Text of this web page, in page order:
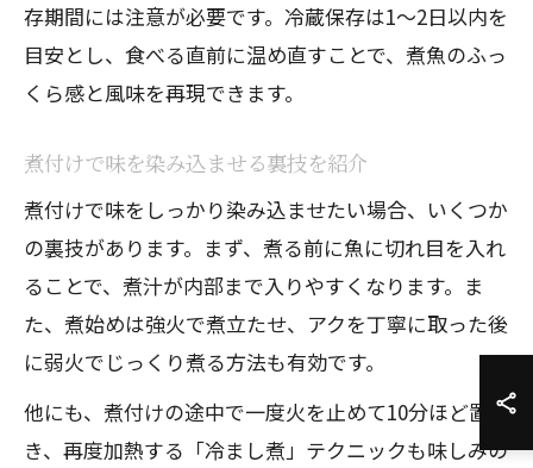
存期間には注意が必要です。冷蔵保存は1〜2日以内を
目安とし、食べる直前に温め直すことで、煮魚のふっ
くら感と風味を再現できます。
煮付けで味を染み込ませる裏技を紹介
煮付けで味をしっかり染み込ませたい場合、いくつか
の裏技があります。まず、煮る前に魚に切れ目を入れ
ることで、煮汁が内部まで入りやすくなります。ま
た、煮始めは強火で煮立たせ、アクを丁寧に取った後
に弱火でじっくり煮る方法も有効です。
他にも、煮付けの途中で一度火を止めて10分ほど置
き、再度加熱する「冷まし煮」テクニックも味しみの